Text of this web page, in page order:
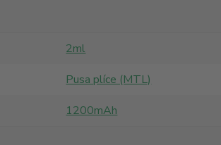
2ml
Pusa plíce (MTL)
1200mAh